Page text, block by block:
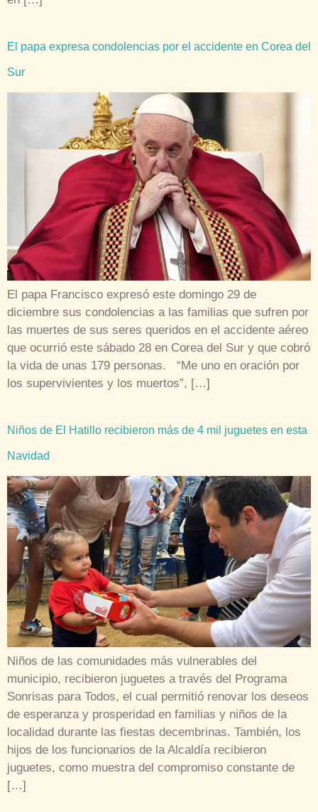
El papa expresa condolencias por el accidente en Corea del
Sur
El papa Francisco expresó este domingo 29 de
diciembre sus condolencias a las familias que sufren por
las muertes de sus seres queridos en el accidente aéreo
que ocurrió este sábado 28 en Corea del Sur y que cobró
la vida de unas 179 personas. “Me uno en oración por
los supervivientes y los muertos”, […]
Niños de El Hatillo recibieron más de 4 mil juguetes en esta
Navidad
Niños de las comunidades más vulnerables del
municipio, recibieron juguetes a través del Programa
Sonrisas para Todos, el cual permitió renovar los deseos
de esperanza y prosperidad en familias y niños de la
localidad durante las fiestas decembrinas. También, los
hijos de los funcionarios de la Alcaldía recibieron
juguetes, como muestra del compromiso constante de
[…]